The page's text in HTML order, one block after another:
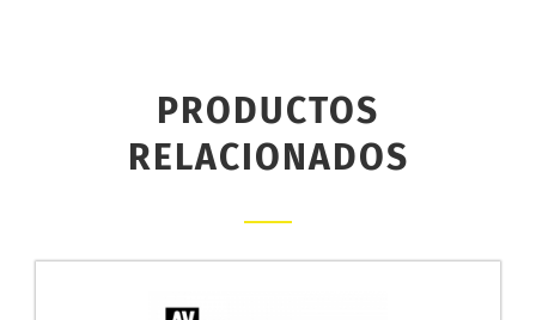
PRODUCTOS
RELACIONADOS